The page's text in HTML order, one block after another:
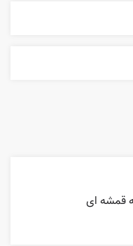
قمشه ای